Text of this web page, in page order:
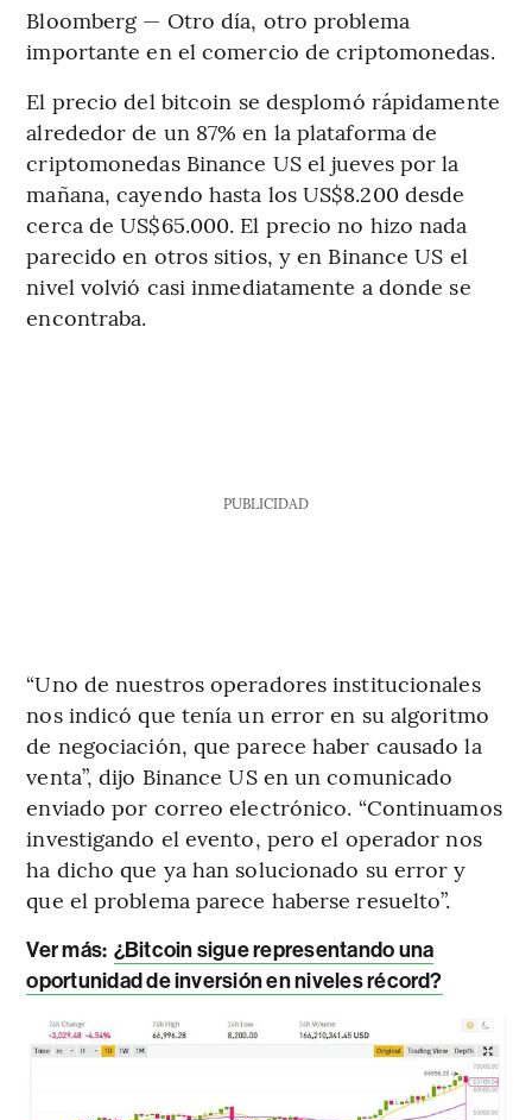
Bloomberg — Otro día, otro problema
importante en el comercio de criptomonedas.
El precio del bitcoin se desplomó rápidamente
alrededor de un 87% en la plataforma de
criptomonedas Binance US el jueves por la
mañana, cayendo hasta los US$8.200 desde
cerca de US$65.000. El precio no hizo nada
parecido en otros sitios, y en Binance US el
nivel volvió casi inmediatamente a donde se
encontraba.
PUBLICIDAD
“Uno de nuestros operadores institucionales
nos indicó que tenía un error en su algoritmo
de negociación, que parece haber causado la
venta”, dijo Binance US en un comunicado
enviado por correo electrónico. “Continuamos
investigando el evento, pero el operador nos
ha dicho que ya han solucionado su error y
que el problema parece haberse resuelto”.
Ver más: ¿Bitcoin sigue representando una
oportunidad de inversión en niveles récord?